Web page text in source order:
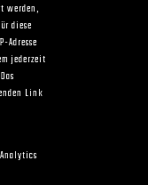
werden,
diese
Adresse
jederzeit
Link